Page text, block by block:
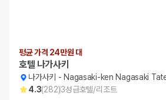
평균 가격 24만원 대
호텔 나가사키
나가사키 - Nagasaki-ken Nagasaki
4.3(282)3성급호텔/리조트